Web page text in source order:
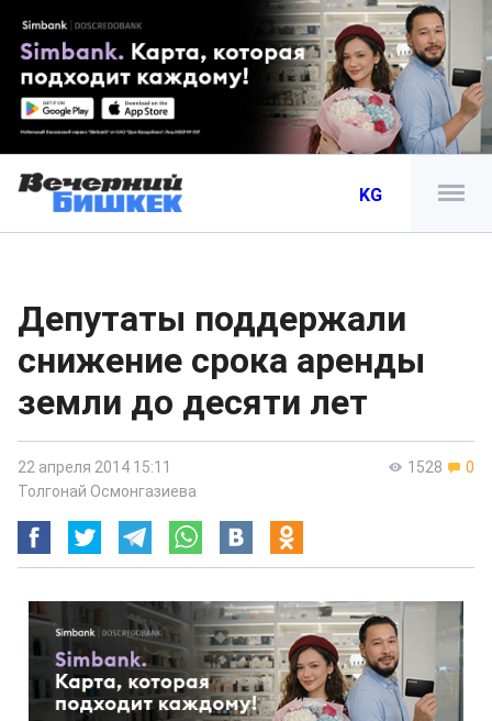
KG
Депутаты поддержали
снижение срока аренды
земли до десяти лет
1528 0
22 апреля 2014 15:11
Толгонай Осмонгазиева